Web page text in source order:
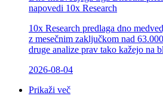
napovedi 10x Research
10x Research predlaga dno
z mesečnim zaključkom nad
druge analize prav tako kažejo na
2026-08-04
Prikaži več